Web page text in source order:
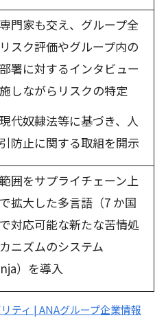
門家も交え、グループ全
スク評価やグループ内の
署に対するインタビュー
しながらリスクの特定
代奴隷法等に基づき、人
防止に関する取組を開示
囲をサプライチェーン上
拡大した多言語（7 か国
対応可能な新たな苦情処
ニズムのシステム
）を導入
ティ | ANAグループ企業情報